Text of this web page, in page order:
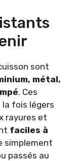
sont
métal,
. Ces
la fois légers
rayures et
faciles à
simplement
passés au